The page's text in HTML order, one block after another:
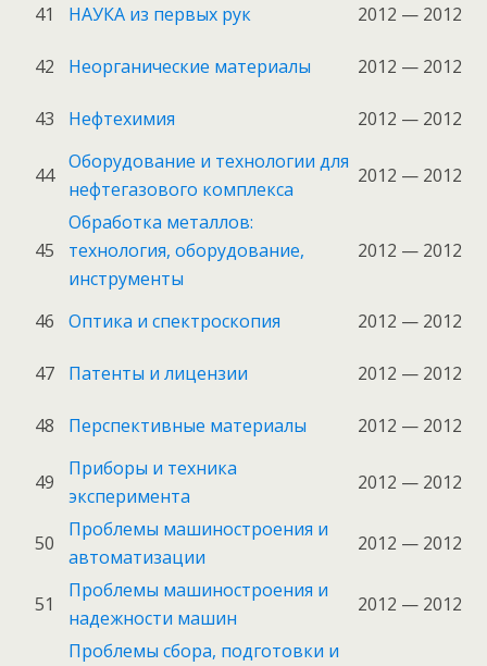
41 НАУКА из первых рук 2012 — 2012
42 Неорганические материалы 2012 — 2012
43 Нефтехимия 2012 — 2012
44
Оборудование и технологии для
нефтегазового комплекса
2012 — 2012
45
Обработка металлов:
технология, оборудование,
инструменты
2012 — 2012
46 Оптика и спектроскопия 2012 — 2012
47 Патенты и лицензии 2012 — 2012
48 Перспективные материалы 2012 — 2012
49
Приборы и техника
эксперимента
2012 — 2012
50
Проблемы машиностроения и
автоматизации
2012 — 2012
51
Проблемы машиностроения и
надежности машин
2012 — 2012
Проблемы сбора, подготовки и